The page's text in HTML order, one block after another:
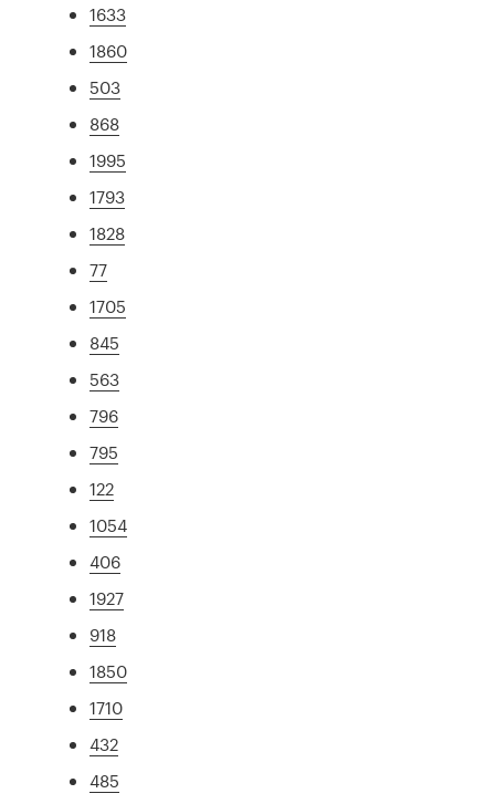
1633
1860
503
868
1995
1793
1828
77
1705
845
563
796
795
122
1054
406
1927
918
1850
1710
432
485